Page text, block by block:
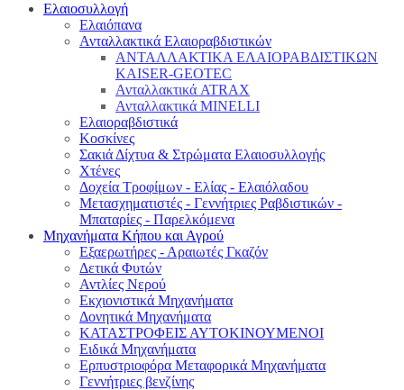
Ελαιοσυλλογή
Ελαιόπανα
Ανταλλακτικά Ελαιοραβδιστικών
ΑΝΤΑΛΛΑΚΤΙΚΑ ΕΛΑΙΟΡΑΒΔΙΣΤΙΚΩΝ
KAISER-GEOTEC
Ανταλλακτικά ATRAX
Ανταλλακτικά MINELLI
Ελαιοραβδιστικά
Κοσκίνες
Σακιά Δίχτυα & Στρώματα Ελαιοσυλλογής
Χτένες
Δοχεία Τροφίμων - Ελίας - Ελαιόλαδου
Μετασχηματιστές - Γεννήτριες Ραβδιστικών -
Μπαταρίες - Παρελκόμενα
Μηχανήματα Κήπου και Αγρού
Εξαερωτήρες - Αραιωτές Γκαζόν
Δετικά Φυτών
Αντλίες Νερού
Εκχιονιστικά Μηχανήματα
Δονητικά Μηχανήματα
ΚΑΤΑΣΤΡΟΦΕΙΣ ΑΥΤΟΚΙΝΟΥΜΕΝΟΙ
Ειδικά Μηχανήματα
Eρπυστριοφόρα Μεταφορικά Μηχανήματα
Γεννήτριες βενζίνης